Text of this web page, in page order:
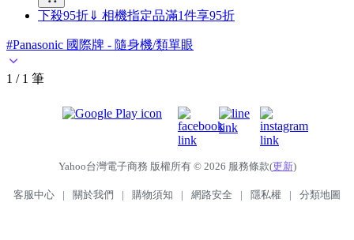
下殺95折⇓ 相機指定品滿1件享95折
#Panasonic 國際牌 - 隨身機/類單眼
1 / 1 筆
Yahoo台灣電子商務 版權所有 © 2026 服務條款(更新)
客服中心 | 關於我們 | 購物須知 | 網路安全 | 隱私權 | 分類地圖